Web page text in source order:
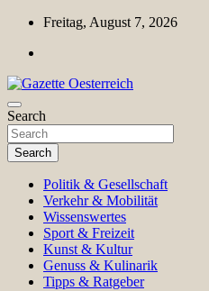
Skip
content
Freitag, August 7, 2026
Gazette Oesterreich
Magazin für Freizeit, Politik, Kultur
Search
Search
Politik & Gesellschaft
Verkehr & Mobilität
Wissenswertes
Sport & Freizeit
Kunst & Kultur
Genuss & Kulinarik
Tipps & Ratgeber